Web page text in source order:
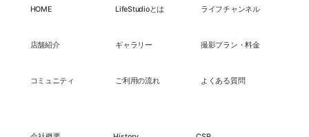
HOME LifeStudioとは ライフチャンネル
店舗紹介 ギャラリー 撮影プラン・料金
コミュニティ ご利用の流れ よくある質問